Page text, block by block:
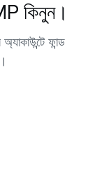
কিনুন।
ফান্ড